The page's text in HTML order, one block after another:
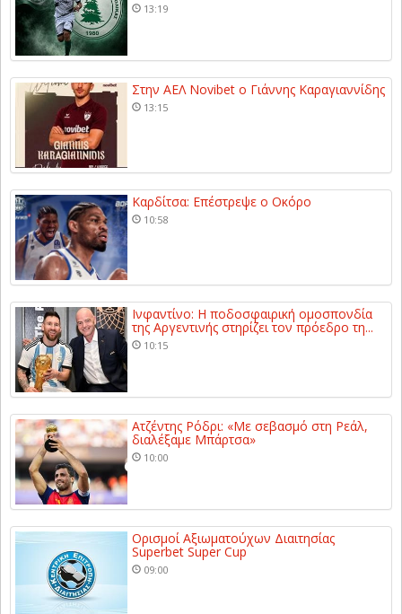
13:19
Στην ΑΕΛ Novibet ο Γιάννης Καραγιαννίδης
13:15
Καρδίτσα: Επέστρεψε ο Οκόρο
10:58
Ινφαντίνο: Η ποδοσφαιρική ομοσπονδία
της Αργεντινής στηρίζει τον πρόεδρο τη...
10:15
Ατζέντης Ρόδρι: «Με σεβασμό στη Ρεάλ,
διαλέξαμε Μπάρτσα»
10:00
Ορισμοί Αξιωματούχων Διαιτησίας
Superbet Super Cup
09:00